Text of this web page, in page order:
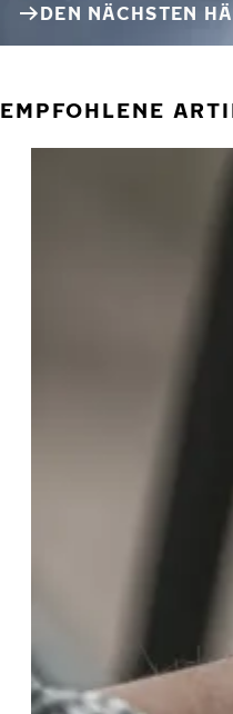
DEN NÄCHSTEN
EMPFOHLENE